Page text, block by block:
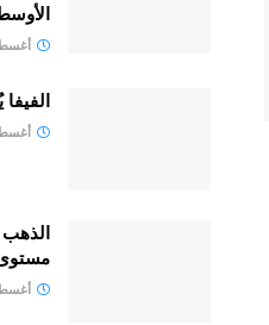
أغسطس
أغسطس
مستوى
أغسطس